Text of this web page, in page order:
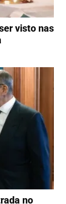
visto nas
no